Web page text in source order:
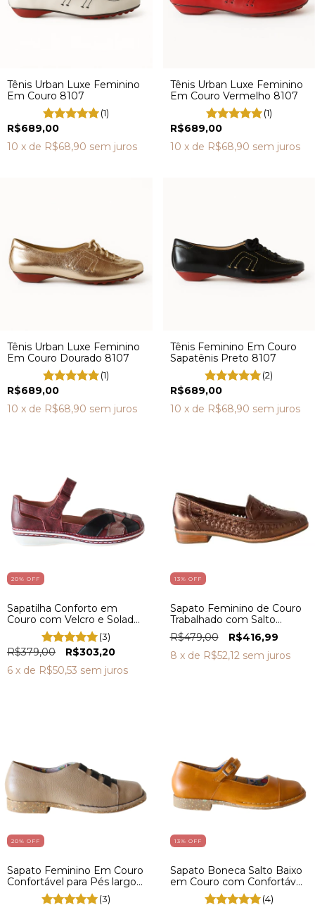
Tênis Urban Luxe Feminino
Em Couro 8107
(1)
R$689,00
10 x de R$68,90 sem juros
Tênis Urban Luxe Feminino
Em Couro Vermelho 8107
(1)
R$689,00
10 x de R$68,90 sem juros
Tênis Urban Luxe Feminino
Em Couro Dourado 8107
(1)
R$689,00
10 x de R$68,90 sem juros
Tênis Feminino Em Couro
Sapatênis Preto 8107
(2)
R$689,00
10 x de R$68,90 sem juros
20% OFF
Sapatilha Conforto em
Couro com Velcro e Solado
Plataforma FY0008(3)
R$379,00
R$303,20
6 x de R$50,53 sem juros
13% OFF
Sapato Feminino de Couro
Trabalhado com Salto
Confort 3 cm DV6926
R$479,00
R$416,99
8 x de R$52,12 sem juros
20% OFF
Sapato Feminino Em Couro
Confortável para Pés largos
MZQ4313
(3)
13% OFF
Sapato Boneca Salto Baixo
em Couro com Confortável
MZQ4314
(4)